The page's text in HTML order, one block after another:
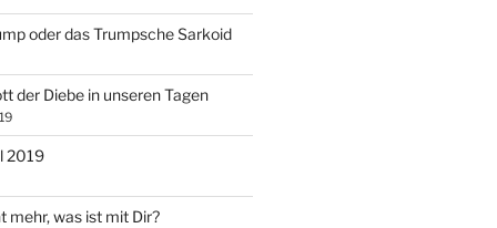
oder das Trumpsche Sarkoid
der Diebe in unseren Tagen
2019
mehr, was ist mit Dir?